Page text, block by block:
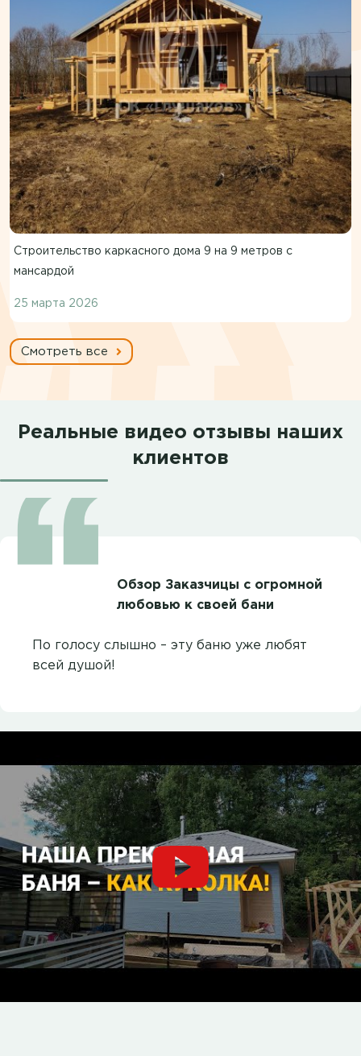
Строительство каркасного дома 9 на 9 метров с
мансардой
25 марта 2026
Смотреть все
Реальные видео отзывы наших
клиентов
Обзор Заказчицы с огромной
любовью к своей бани
По голосу слышно – эту баню уже любят
всей душой!